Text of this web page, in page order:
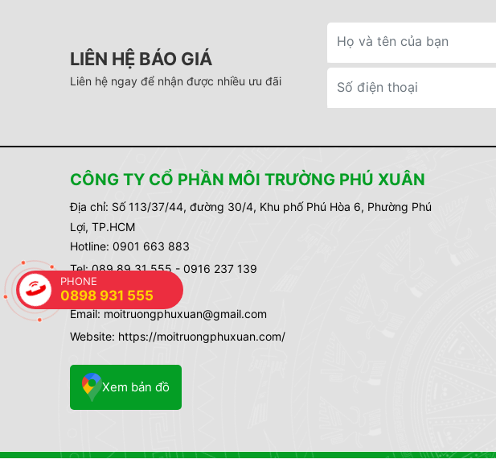
thể dẫn đến khó khăn trong việc thực
do chưa nắm rõ thông tin và cần có thời
ty Môi trường Phú Xuân chia sẽ những
tin về các hồ sơ môi trường mà Doanh
nghiệp cần biết và phải thực hiện theo
LIÊN HỆ BÁO GIÁ
Liên hệ ngay để nhận được nhiều ưu đãi
CÔNG TY CỔ PHẦN MÔI TRƯỜNG PHÚ XUÂN
Địa chỉ: Số 113/37/44, đường 30/4, Khu phố Phú Hòa 6, Phường Phú
Lợi, TP.HCM
Hotline: 0901 663 883
Tel: 089 89 31 555 - 0916 237 139
MST: 3702330124
Email: moitruongphuxuan@gmail.com
Website: https://moitruongphuxuan.com/
Xem bản đồ
PHONE
0898 931 555